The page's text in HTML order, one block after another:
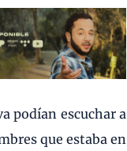
podían escuchar a
que estaba en